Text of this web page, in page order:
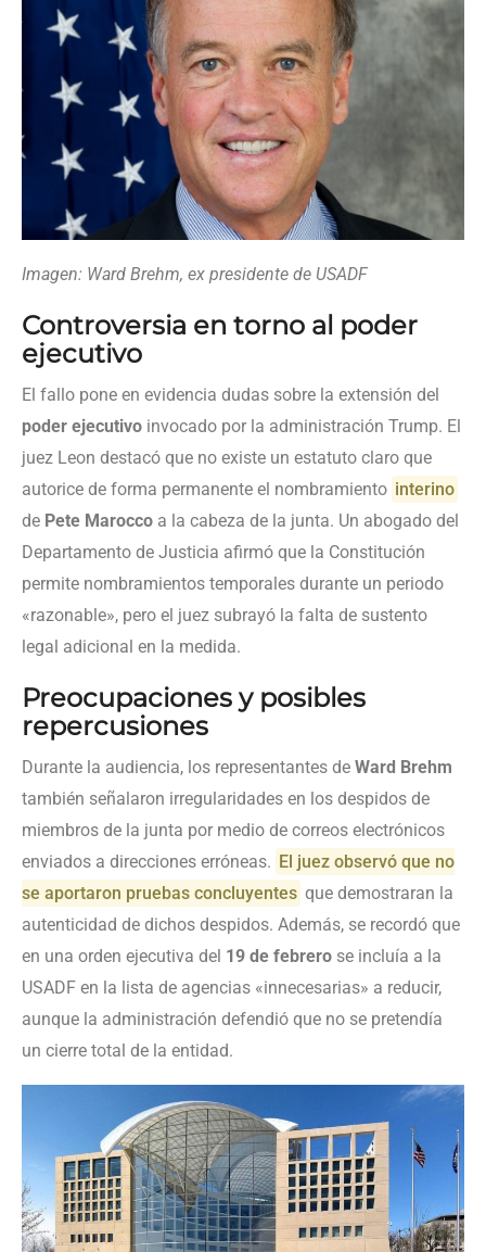
Imagen: Ward Brehm, ex presidente de USADF
Controversia en torno al poder
ejecutivo
El fallo pone en evidencia dudas sobre la extensión del
poder ejecutivo invocado por la administración Trump. El
juez Leon destacó que no existe un estatuto claro que
autorice de forma permanente el nombramiento interino
de Pete Marocco a la cabeza de la junta. Un abogado del
Departamento de Justicia afirmó que la Constitución
permite nombramientos temporales durante un periodo
«razonable», pero el juez subrayó la falta de sustento
legal adicional en la medida.
Preocupaciones y posibles
repercusiones
Durante la audiencia, los representantes de Ward Brehm
también señalaron irregularidades en los despidos de
miembros de la junta por medio de correos electrónicos
enviados a direcciones erróneas. El juez observó que no
se aportaron pruebas concluyentes que demostraran la
autenticidad de dichos despidos. Además, se recordó que
en una orden ejecutiva del 19 de febrero se incluía a la
USADF en la lista de agencias «innecesarias» a reducir,
aunque la administración defendió que no se pretendía
un cierre total de la entidad.